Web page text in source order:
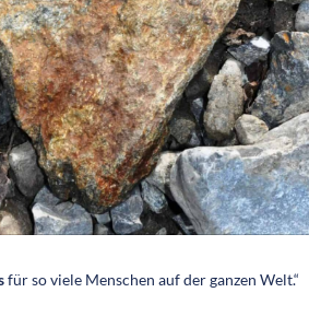
für so viele Menschen auf der ganzen Welt.“